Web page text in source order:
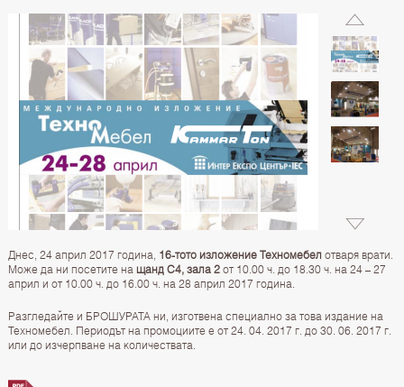
Днес, 24 април 2017 година, 16-тото изложение Техномебелотваря врати.
Може да ни посетите на щанд С4, зала 2от 10.00 ч. до 18.30 ч. на 24 – 27
април и от 10.00 ч. до 16.00 ч. на 28 април 2017 година.
Разгледайте и БРОШУРАТА ни, изготвена специално за това издание на
Техномебел. Периодът на промоциите е от 24. 04. 2017 г. до 30. 06. 2017 г.
или до изчерпване на количествата.